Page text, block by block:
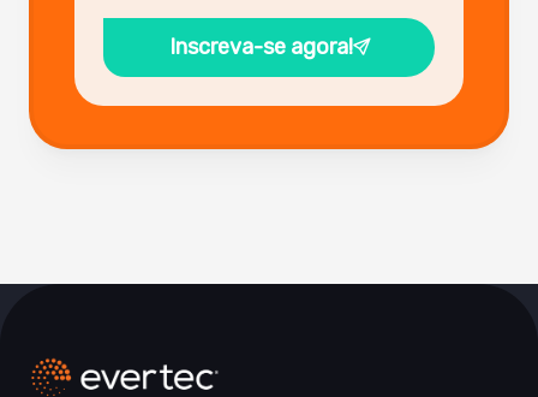
Inscreva-se agora!